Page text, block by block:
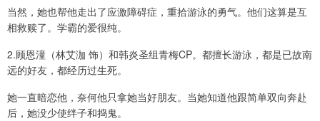
当然，她也帮他走出了应激障碍症，重拾游泳的勇气。他们这算是互
相救赎了。学霸的爱很纯。
2.顾恩潼（林艾泇 饰）和韩炎圣组青梅CP。都擅长游泳，都是已故南
远的好友，都经历过生死。
她一直暗恋他，奈何他只拿她当好朋友。当她知道他跟简单双向奔赴
后，她没少使绊子和捣鬼。